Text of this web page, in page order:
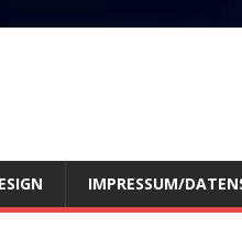
IMPRESSUM/